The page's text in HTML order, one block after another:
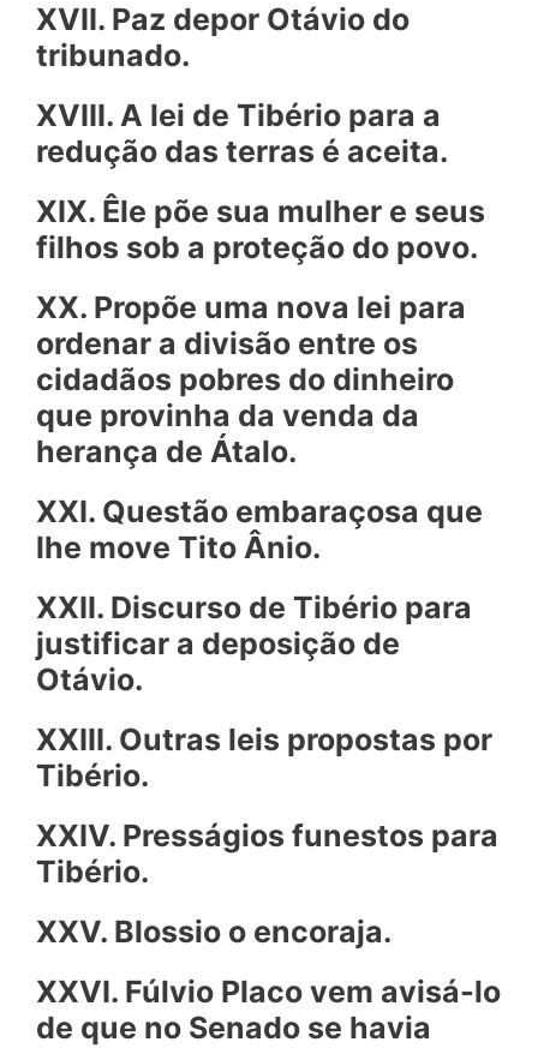
XVII. Paz depor Otávio do
tribunado.
XVIII. A lei de Tibério para a
redução das terras é aceita.
XIX. Êle põe sua mulher e seus
filhos sob a proteção do povo.
XX. Propõe uma nova lei para
ordenar a divisão entre os
cidadãos pobres do dinheiro
que provinha da venda da
herança de Átalo.
XXI. Questão embaraçosa que
lhe move Tito Ânio.
XXII. Discurso de Tibério para
justificar a deposição de
Otávio.
XXIII. Outras leis propostas por
Tibério.
XXIV. Presságios funestos para
Tibério.
XXV. Blossio o encoraja.
XXVI. Fúlvio Placo vem avisá-lo
de que no Senado se havia